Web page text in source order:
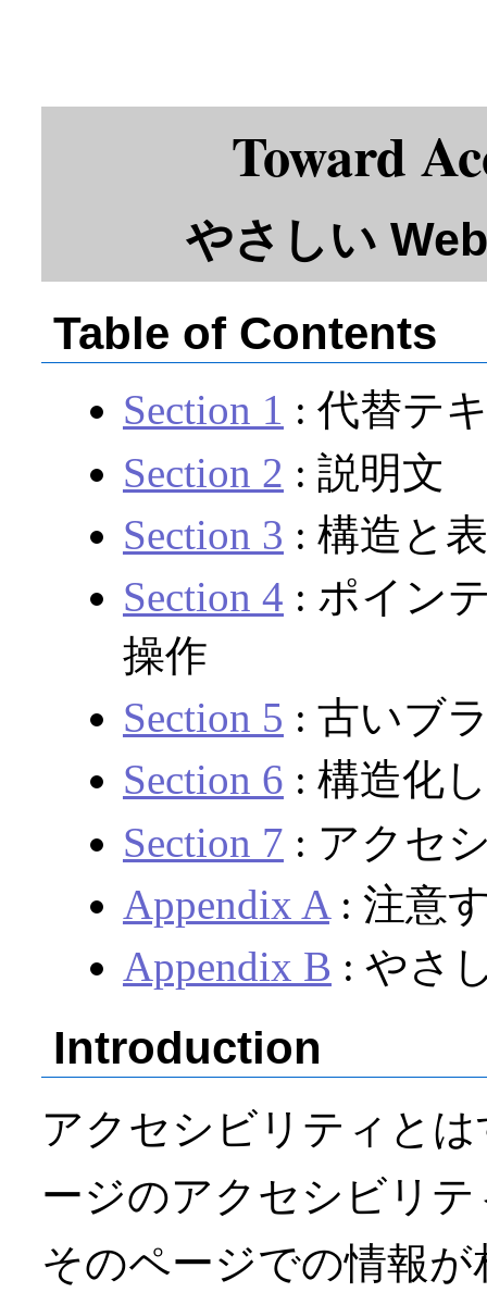
Toward
やさしい
Table of Contents
Section 1 : 代替テ
Section 2 : 説明文
Section 3 : 構造と
Section 4 : ポイン
操作
Section 5 : 古いブ
Section 6 : 構造化
Section 7 : アクセ
Appendix A: 注意
Appendix B : やさ
Introduction
アクセシビリティと
ージのアクセシビリ
そのページでの情報